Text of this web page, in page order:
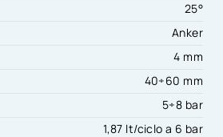
25°
Anker
4 mm
40÷60 mm
5÷8 bar
1,87 lt/ciclo a 6 bar